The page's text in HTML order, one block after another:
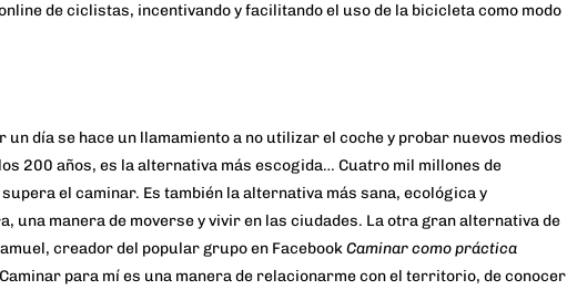
de ciclistas, incentivando y facilitando el uso de la bicicleta como modo
un día se hace un llamamiento a no utilizar el coche y probar nuevos medios
200 años, es la alternativa más escogida… Cuatro mil millones de
el caminar. Es también la alternativa más sana, ecológica y
, una manera de moverse y vivir en las ciudades. La otra gran alternativa de
, creador del popular grupo en FacebookCaminar como práctica
para mí es una manera de relacionarme con el territorio, de conocer